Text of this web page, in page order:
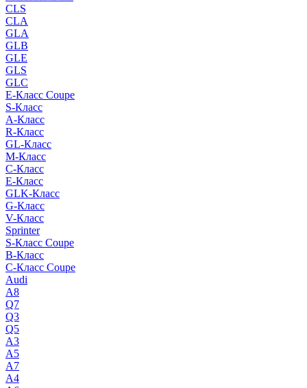
CLS
CLA
GLA
GLB
GLE
GLS
GLC
E-Класс Coupe
S-Класс
A-Класс
R-Класс
GL-Класс
M-Класс
C-Класс
E-Класс
GLK-Класс
G-Класс
V-Класс
Sprinter
S-Класс Сoupe
B-Класс
C-Класс Coupe
Audi
A8
Q7
Q3
Q5
A3
A5
A7
A4